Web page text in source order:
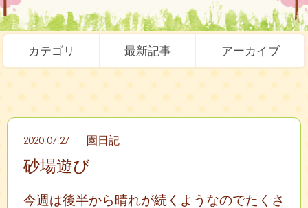
カテゴリ 最新記事 アーカイブ
2020.07.27 園日記
砂場遊び
今週は後半から晴れが続くようなのでたくさ